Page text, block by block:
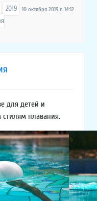
10 октября 2019 г. 14:12
2019
для детей и
стилям плавания.